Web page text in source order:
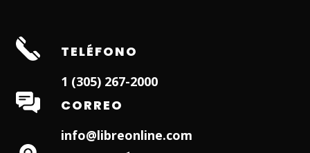
TELÉFONO
1 (305) 267-2000
CORREO
info@libreonline.com